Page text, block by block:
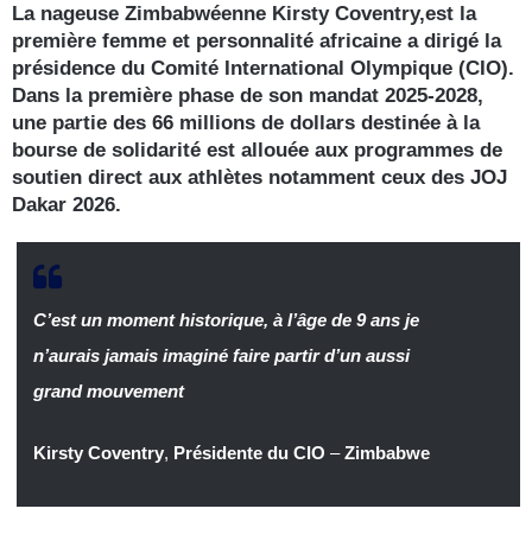
La nageuse Zimbabwéenne Kirsty Coventry,est la
première femme et personnalité africaine a dirigé la
présidence du Comité International Olympique (CIO).
Dans la première phase de son mandat 2025-2028,
une partie des 66 millions de dollars destinée à la
bourse de solidarité est allouée aux programmes de
soutien direct aux athlètes notamment ceux des JOJ
Dakar 2026.
C’est un moment historique, à l’âge de 9 ans je
n’aurais jamais imaginé faire partir d’un aussi
grand mouvement
Kirsty Coventry, Présidente du CIO –Zimbabwe